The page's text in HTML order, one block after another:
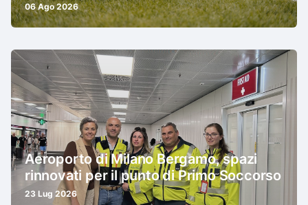
06 Ago 2026
Aeroporto di Milano Bergamo, spazi
rinnovati per il punto di Primo Soccorso
23 Lug 2026